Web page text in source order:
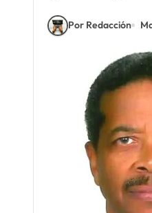
Por Redacción